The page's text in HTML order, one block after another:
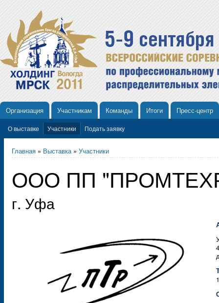
Организация Участникам Команды Итоги Пресс-центр
О выставке Участники Подать заявку
Главная » Выставка » Участники
ООО ПП
г. Уфа